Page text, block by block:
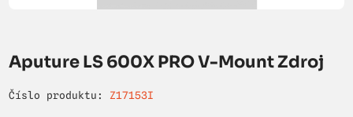
Aputure LS 600X PRO V-Mount Zdroj
Číslo produktu: Z17153I